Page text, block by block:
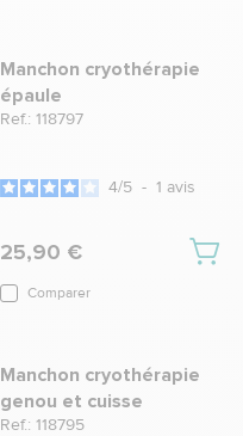
Manchon cryothérapie
épaule
Ref.: 118797
4/5 - 1 avis
25,90 €
Comparer
Manchon cryothérapie
genou et cuisse
Ref.: 118795